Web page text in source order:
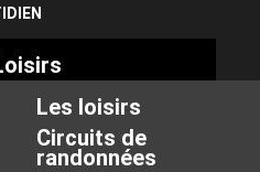
Les loisirs
Circuits de
randonnées